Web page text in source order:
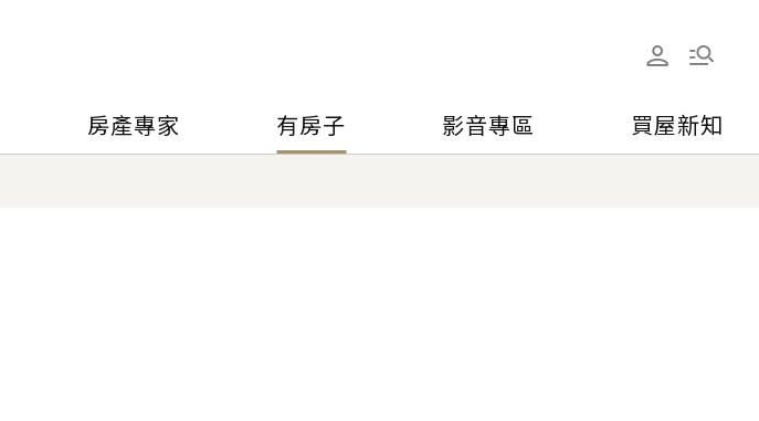
房產專家 有房子 影音專區 買屋新知